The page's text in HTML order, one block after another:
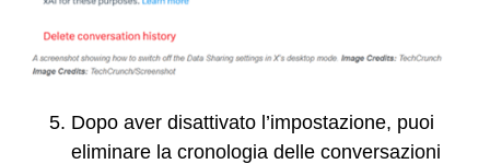
Dopo aver disattivato l’impostazione, puoi
eliminare la cronologia delle conversazioni